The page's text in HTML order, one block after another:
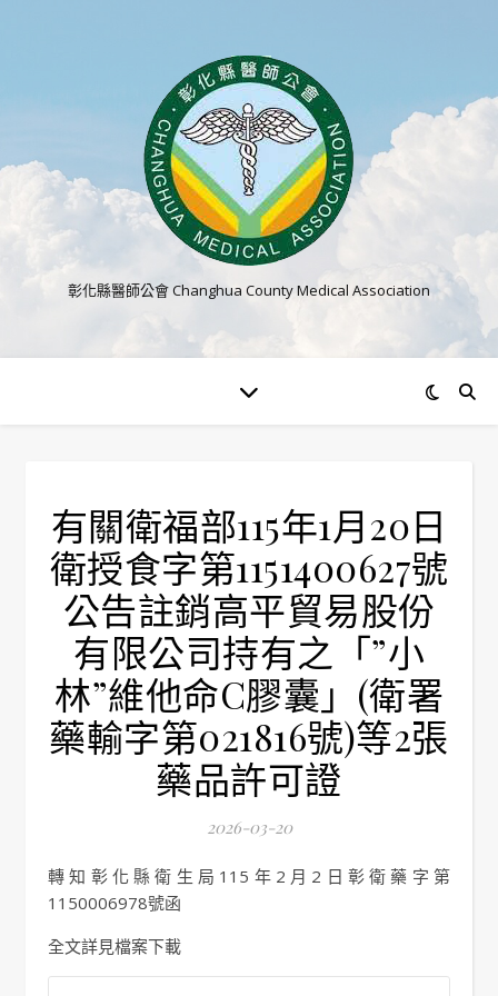
彰化縣醫師公會 Changhua County Medical Association
有關衛福部115年1月20日
衛授食字第1151400627號
公告註銷高平貿易股份
有限公司持有之「”小
林”維他命C膠囊」(衛署
藥輸字第021816號)等2張
藥品許可證
2026-03-20
轉知彰化縣衛生局115年2月2日彰衛藥字第
1150006978號函
全文詳見檔案下載